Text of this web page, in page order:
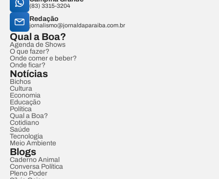
(83) 3315-3204
Redação
jornalismo@jornaldaparaiba.com.br
Qual a Boa?
Agenda de Shows
O que fazer?
Onde comer e beber?
Onde ficar?
Notícias
Bichos
Cultura
Economia
Educação
Política
Qual a Boa?
Cotidiano
Saúde
Tecnologia
Meio Ambiente
Blogs
Caderno Animal
Conversa Política
Pleno Poder